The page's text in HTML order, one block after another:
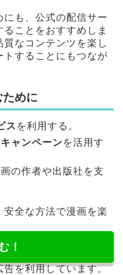
にも、公式の配信サー
ことをおすすめしま
なコンテンツを楽し
することにもつなが
めに
ス を利用する。
ャンペーンを活用す
の作者や出版社を支
全な方法で漫画を楽
！
を利用しています。